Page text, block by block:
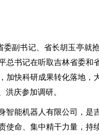
委副书记、省长胡玉亭就
总书记在听取吉林省委
加快科研成果转化落地
洪庆参加调研。
智能机器人有限公司，是
使命、集中精干力量，持